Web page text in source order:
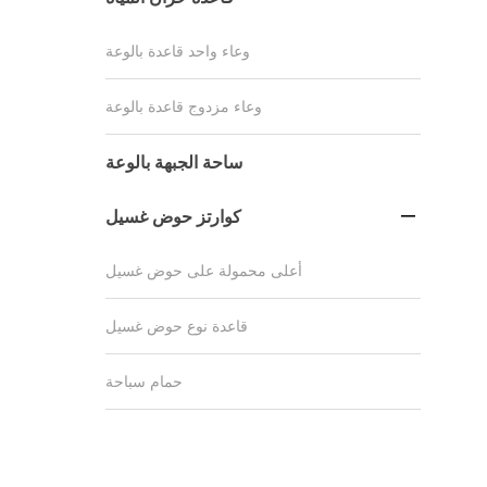
وعاء واحد قاعدة بالوعة
وعاء مزدوج قاعدة بالوعة
ساحة الجبهة بالوعة
كوارتز حوض غسيل 
أعلى محمولة على حوض غسيل
قاعدة نوع حوض غسيل
حمام سباحة